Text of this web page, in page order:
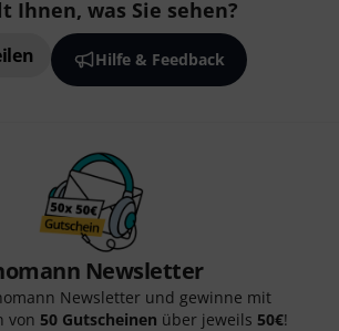
Ihnen, was Sie sehen?
Hilfe & Feedback
Newsletter
Newsletter und gewinne mit
von 50 Gutscheinen über jeweils 50€!